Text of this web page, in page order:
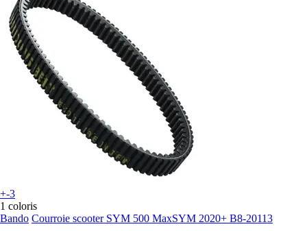
+-3
1 coloris
Bando Courroie scooter SYM 500 MaxSYM 2020+ B8-20113